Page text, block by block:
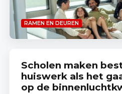
RAMEN EN DEUREN
Scholen maken
huiswerk als het
op de